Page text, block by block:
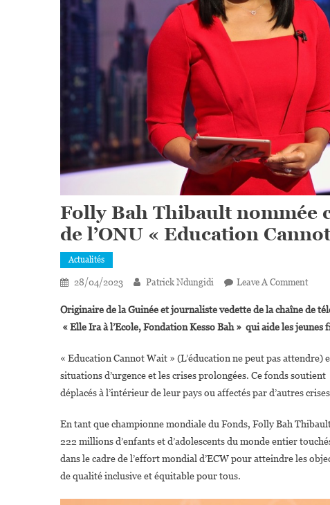
Folly Bah Thibault nommée
de l’ONU « Education
Actualités
28/04/2023 Patrick Ndungidi Leave A CommentOn
Bah
Du
De
«
Originaire de la Guinée et journaliste vedette de la chaîne de
« Elle Ira à l’Ecole, FondationKesso Bah » qui aide les jeunes
« Education Cannot Wait » (L’éducation ne peut pas
situations d’urgence et les crises prolongées. Ce fonds
déplacés à l’intérieur de leur pays ou affectés par d’autres
En tant que championne mondiale du Fonds, Folly Bah
222 millions d’enfants et d’adolescents du monde entier
dans le cadre de l’effort mondial d’ECW pour atteindre les
de qualité inclusive et équitable pour tous.